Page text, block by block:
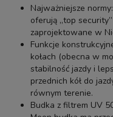
Najważniejsze
oferują „top
zaprojektowane w
Funkcje
kołach (obecna w
stabilność jazdy i
przednich kół do
równym terenie.
Budka z filtrem UV